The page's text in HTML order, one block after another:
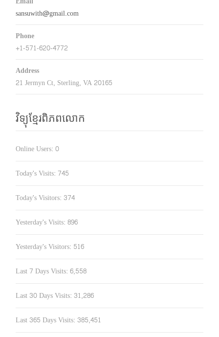
sansuwith@gmail.com
Phone
+1-571-620-4772
Address
21 Jermyn Ct, Sterling, VA 20165
វិទ្យុខ្មែរពិភពលោក
Online Users: 0
Today's Visits: 745
Today's Visitors: 374
Yesterday's Visits: 896
Yesterday's Visitors: 516
Last 7 Days Visits: 6,558
Last 30 Days Visits: 31,286
Last 365 Days Visits: 385,451